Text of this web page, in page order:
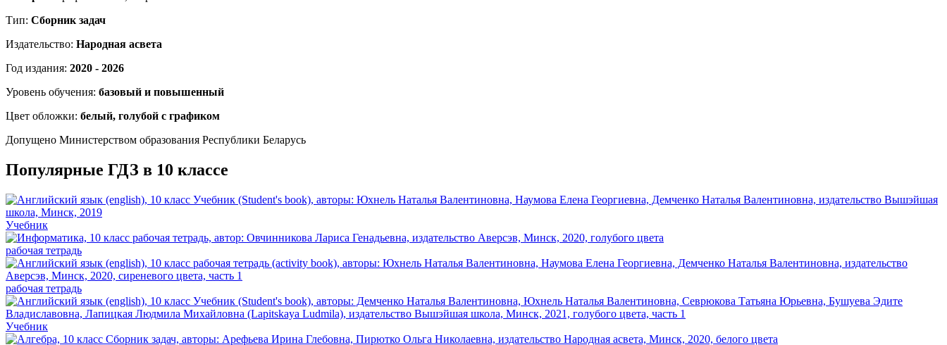
Тип: Сборник задач
Издательство: Народная асвета
Год издания: 2020 - 2026
Уровень обучения: базовый и повышенный
Цвет обложки: белый, голубой с графиком
Допущено Министерством образования Республики Беларусь
Популярные ГДЗ в 10 классе
Учебник
рабочая тетрадь
рабочая тетрадь
Учебник